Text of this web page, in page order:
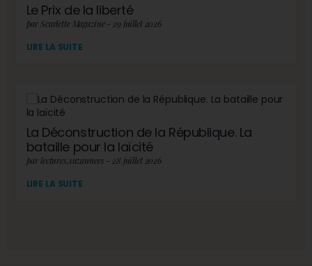
Le Prix de la liberté
par Scarlette Magazine - 29 juillet 2026
LIRE LA SUITE
La Déconstruction de la République. La
bataille pour la laïcité
par lectures.suzannees - 28 juillet 2026
LIRE LA SUITE